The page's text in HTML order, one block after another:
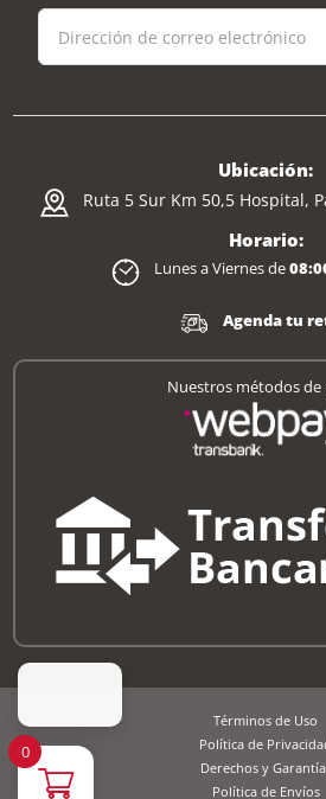
Ubicación:
Ruta 5 Sur Km 50,5 Hospital,
Horario:
Lunes a Viernes de
Agenda tu
Nuestros métodos de
Términos de Uso
Política de
Derechos y
Política de Envíos
0